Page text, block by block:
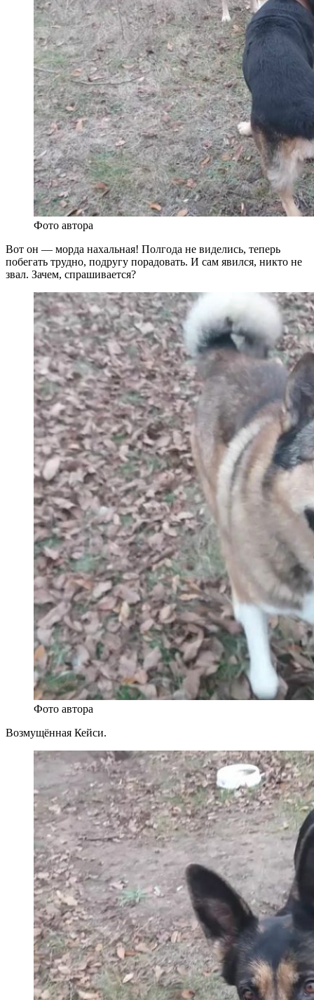
Фото автора
Вот он — морда нахальная! Полгода не виделись, теперь
побегать трудно, подругу порадовать. И сам явился, никто не
звал. Зачем, спрашивается?
Фото автора
Возмущённая Кейси.